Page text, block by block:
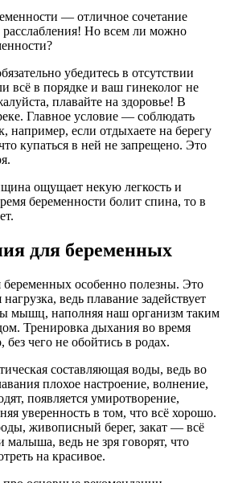
— отличное сочетание
расслабления! Но всем ли можно
убедитесь в отсутствии
всё в порядке и ваш гинеколог не
плавайте на здоровье! В
Главное условие — соблюдать
например, если отдыхаете на берегу
купаться в ней не запрещено. Это
ощущает некую легкость и
беременности болит спина, то в
для беременных
особенно полезны. Это
ведь плавание задействует
мышц, наполняя наш организм таким
Тренировка дыхания во время
чего не обойтись в родах.
составляющая воды, ведь во
плохое настроение, волнение,
появляется умиротворение,
уверенность в том, что всё хорошо.
живописный берег, закат — всё
малыша, ведь не зря говорят, что
на красивое.